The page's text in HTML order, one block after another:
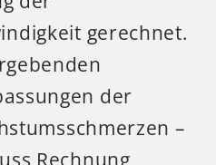
gerechnet.
der
–
Rechnung